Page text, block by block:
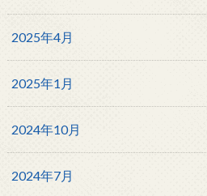
2025年4月
2025年1月
2024年10月
2024年7月